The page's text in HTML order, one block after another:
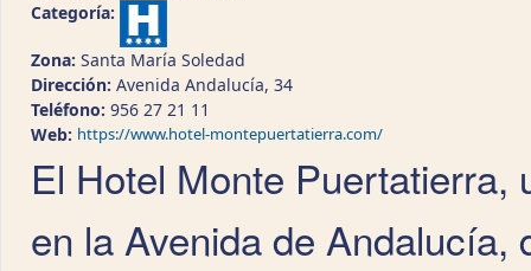
Categoría:
Zona: Santa María Soledad
Dirección: Avenida Andalucía, 34
Teléfono: 956 27 21 11
Web: https://www.hotel-montepuertatierra.com/
El Hotel Monte
en la Avenida de